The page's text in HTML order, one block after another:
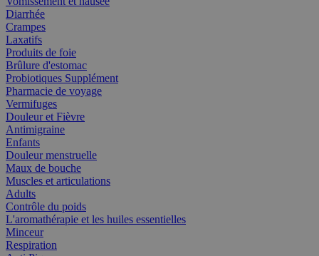
Diarrhée
Crampes
Laxatifs
Produits de foie
Brûlure d'estomac
Probiotiques Supplément
Pharmacie de voyage
Vermifuges
Douleur et Fièvre
Antimigraine
Enfants
Douleur menstruelle
Maux de bouche
Muscles et articulations
Adults
Contrôle du poids
L'aromathérapie et les huiles essentielles
Minceur
Respiration